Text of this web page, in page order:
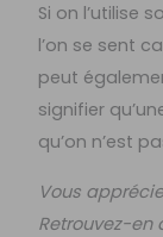
Si on l’utilise
l’on se sent
peut
signifier
qu’on n’est
Vous
Retrouvez-en